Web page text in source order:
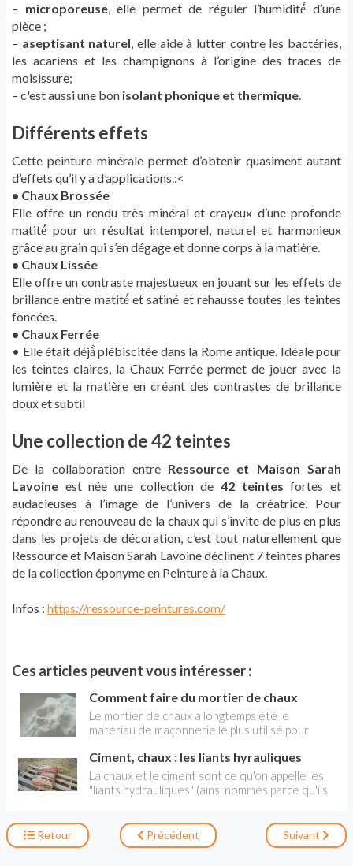
– microporeuse, elle permet de réguler l’humidité́ d’une
pièce ;
– aseptisant naturel, elle aide à lutter contre les bactéries,
les acariens et les champignons à l’origine des traces de
moisissure;
– c'est aussi une bon isolant phonique et thermique.
Différents effets
Cette peinture minérale permet d’obtenir quasiment autant
d’effets qu’il y a d’applications.:<
• Chaux Brossée
Elle offre un rendu très minéral et crayeux d’une profonde
matité́ pour un résultat intemporel, naturel et harmonieux
grâce au grain qui s’en dégage et donne corps à la matière.
• Chaux Lissée
Elle offre un contraste majestueux en jouant sur les effets de
brillance entre matité́ et satiné et rehausse toutes les teintes
foncées.
• Chaux Ferrée
• Elle était déjà̀ plébiscitée dans la Rome antique. Idéale pour
les teintes claires, la Chaux Ferrée permet de jouer avec la
lumière et la matière en créant des contrastes de brillance
doux et subtil
Une collection de 42 teintes
De la collaboration entre Ressource et Maison Sarah
Lavoine est née une collection de 42 teintes fortes et
audacieuses à l’image de l’univers de la créatrice. Pour
répondre au renouveau de la chaux qui s’invite de plus en plus
dans les projets de décoration, c’est tout naturellement que
Ressource et Maison Sarah Lavoine déclinent 7 teintes phares
de la collection éponyme en Peinture à la Chaux.
Infos : https://ressource-peintures.com/
Ces articles peuvent vous intéresser :
Comment faire du mortier de chaux
Le mortier de chaux a longtemps été le
matériau de maçonnerie le plus utilisé pour
pierres ou pour réaliser des enduits
notamment intérieurs. Facile à fabriquer car
utilisant un liant aisé à produire, il reste très
employé, surtout pour la restauration des
Comme toujours, de bons outils bien
sélectionnés sont nécessaires pour tous vos
Ciment, chaux : les liants hyrauliques
La chaux et le ciment sont ce qu'on appelle les
"liants hydrauliques" (ainsi nommés parce qu'ils
de l’ouvrage à réaliser. Sachez accorder les
matériaux avec l’environnement et utilisez,
Retour Précédent Suivant